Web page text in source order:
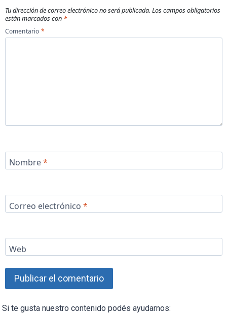
Tu dirección de correo electrónico no será publicada. Los campos obligatorios
están marcados con *
Comentario *
Nombre*
Correo electrónico *
Web
Si te gusta nuestro contenido podés ayudarnos: